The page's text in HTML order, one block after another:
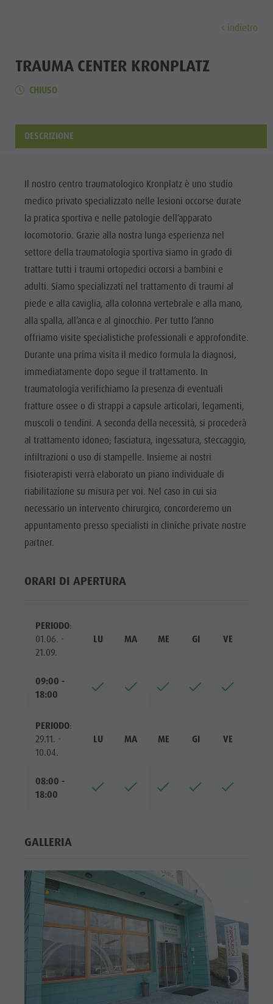
I PAESI
CULTURA
IL PLAN DE
CORONES
LE DOLOMITI
Corones
I Paesi
Le Dolomiti
Parco
Naturale
Fanes-
Senes-
Braies
Parco
Naturale
Puez-Odle
Villaggio
degli
alpinisti
Lungiarü
Cura del
territorio
culturali
I Paesi
Il Plan de Corones
I Paesi
Le Dolomiti
Parco Naturale Fanes-Senes-Braies
Parco Naturale Puez-Odle
Villaggio degli alpinisti Lungiarü
Cura del territorio
Cultura ladina
Musei e altre attrazioni culturali
Borgo di Pieve
Escursioni e attività con guida
Bambini e Famiglie
Bambini e famiglie
Escursioni
Ciclismo
Raccolta Funghi
Panoramica escursioni
Escursioni con guida
Prenota tour e attività
Offerte
PIANIFICA TROVA PRENOTA
Come arrivare
Eventi
Guest Pass
Vacanze con il cane
Vacanza senza barriere
In caso di maltempo
Workation
Contatto
Cataloghi
Vacanze in camper
Sostenibilità
Ambiente
Hotel Certificati GSTC
Linkedin
indietro
TRAUMA CENTER KRONPLATZ
CHIUSO
DESCRIZIONE
Il nostro centro traumatologico Kronplatz è uno studio
medico privato specializzato nelle lesioni occorse durate
la pratica sportiva e nelle patologie dell’apparato
locomotorio. Grazie alla nostra lunga esperienza nel
settore della traumatologia sportiva siamo in grado di
trattare tutti i traumi ortopedici occorsi a bambini e
adulti. Siamo specializzati nel trattamento di traumi al
piede e alla caviglia, alla colonna vertebrale e alla mano,
alla spalla, all’anca e al ginocchio. Per tutto l’anno
offriamo visite specialistiche professionali e approfondite.
Durante una prima visita il medico formula la diagnosi,
immediatamente dopo segue il trattamento. In
traumatologia verifichiamo la presenza di eventuali
fratture ossee o di strappi a capsule articolari, legamenti,
muscoli o tendini. A seconda della necessità, si procederà
al trattamento idoneo; fasciatura, ingessatura, steccaggio,
infiltrazioni o uso di stampelle. Insieme ai nostri
fisioterapisti verrà elaborato un piano individuale di
riabilitazione su misura per voi. Nel caso in cui sia
necessario un intervento chirurgico, concorderemo un
appuntamento presso specialisti in cliniche private nostre
partner.
ORARI DI APERTURA
PERIODO:
01.06. -
21.09.
LU MA ME GI VE
09:00 -
18:00
PERIODO:
29.11. -
10.04.
LU MA ME GI VE
08:00 -
18:00
GALLERIA